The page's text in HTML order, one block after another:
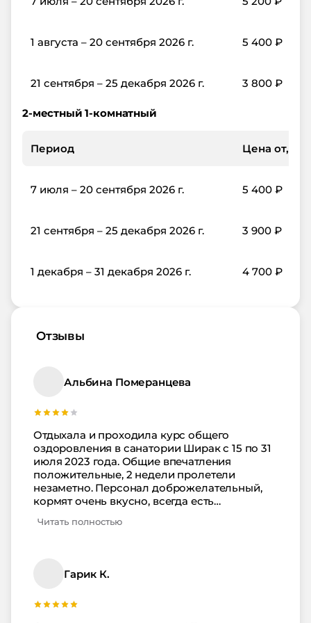
1 августа – 20 сентября 2026 г. 5 400 ₽
21 сентября – 25 декабря 2026 г. 3 800 ₽
2-местный 1-комнатный
Период Цена от, ₽/
7 июля – 20 сентября 2026 г. 5 400 ₽
21 сентября – 25 декабря 2026 г. 3 900 ₽
1 декабря – 31 декабря 2026 г. 4 700 ₽
Отзывы
Альбина Померанцева
Отдыхала и проходила курс общего
оздоровления в санатории Ширак с 15 по 31
июля 2023 года. Общие впечатления
положительные, 2 недели пролетели
незаметно. Персонал доброжелательный,
кормят очень вкусно, всегда есть
родственниками, очень понравился бассейн
нюансов, которые не понравились, за что и
снизила оценку. На окнах нет москитных
нужен косметический ремонт, нет балконов.
Похоже, что отелю не хватает уборщиц, за то
Читать полностью
Гарик К.